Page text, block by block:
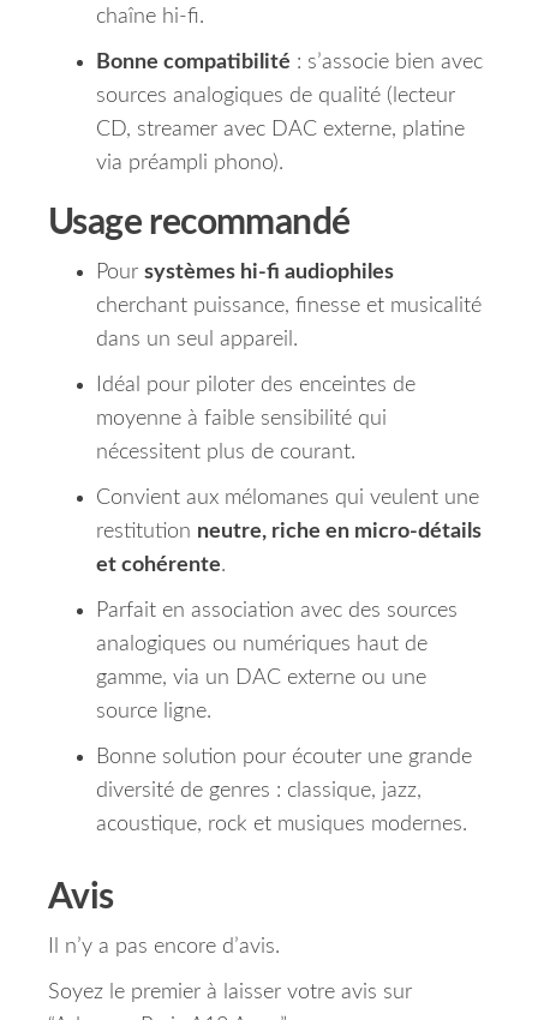
chaîne hi-fi.
Bonne compatibilité : s’associe bien avec
sources analogiques de qualité (lecteur
CD, streamer avec DAC externe, platine
via préampli phono).
Usage recommandé
Pour systèmes hi-fi audiophiles
cherchant puissance, finesse et musicalité
dans un seul appareil.
Idéal pour piloter des enceintes de
moyenne à faible sensibilité qui
nécessitent plus de courant.
Convient aux mélomanes qui veulent une
restitution neutre, riche en micro-détails
et cohérente.
Parfait en association avec des sources
analogiques ou numériques haut de
gamme, via un DAC externe ou une
source ligne.
Bonne solution pour écouter une grande
diversité de genres : classique, jazz,
acoustique, rock et musiques modernes.
Avis
Il n’y a pas encore d’avis.
Soyez le premier à laisser votre avis sur